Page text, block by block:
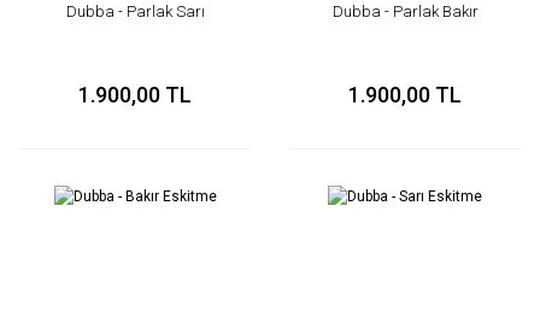
Dubba - Parlak Sarı
1.900,00 TL
Dubba - Parlak Bakır
1.900,00 TL